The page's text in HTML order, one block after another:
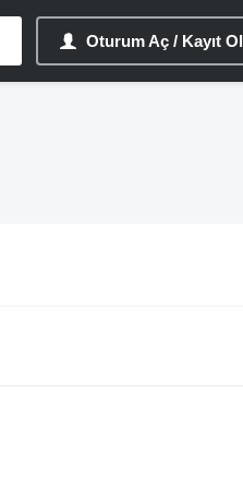
Oturum Aç / Kayıt Ol